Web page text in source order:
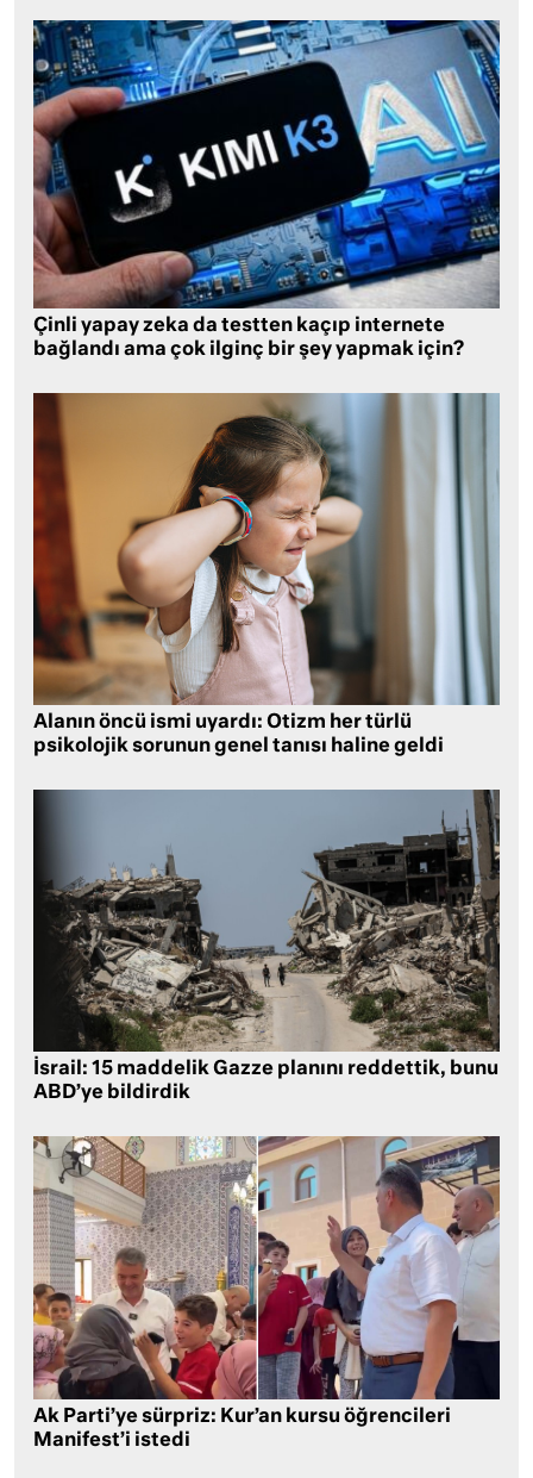
Çinli yapay zeka da testten kaçıp internete
bağlandı ama çok ilginç bir şey yapmak için?
Alanın öncü ismi uyardı: Otizm her türlü
psikolojik sorunun genel tanısı haline geldi
İsrail: 15 maddelik Gazze planını reddettik, bunu
ABD’ye bildirdik
Ak Parti’ye sürpriz: Kur’an kursu öğrencileri
Manifest’i istedi